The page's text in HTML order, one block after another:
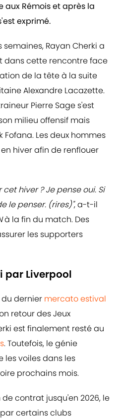
Rémois et après la
exprimé.
Rayan Cherki a
dans cette rencontre face
de la tête à la suite
Alexandre Lacazette.
Pierre Sage s'est
milieu offensif mais
Les deux hommes
hiver afin de renflouer
cet hiver ? Je pense oui. Si
le penser. (rires)", a-t-il
à la fin du match. Des
les supporters
par Liverpool
dernier mercato estival
retour des Jeux
est finalement resté au
. Toutefois, le génie
voiles dans les
prochains mois.
contrat jusqu'en 2026, le
certains clubs